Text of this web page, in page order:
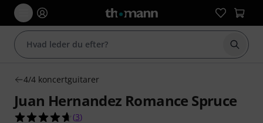
Start
4/4 koncertguitarer
Juan Hernandez Romance Spruce
4.7 ud af 5 stjerner fra 3 kundebedømmelser
(3)